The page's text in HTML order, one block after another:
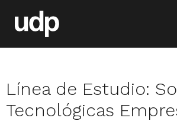
Línea de Estudio:
Tecnológicas